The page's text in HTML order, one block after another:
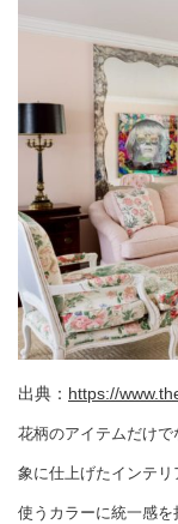
出典： https://
花柄のアイテムだけ
象に仕上げたインテリ
使うカラーに統一感